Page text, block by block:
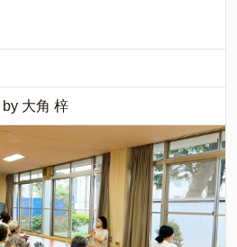
by 大角 梓